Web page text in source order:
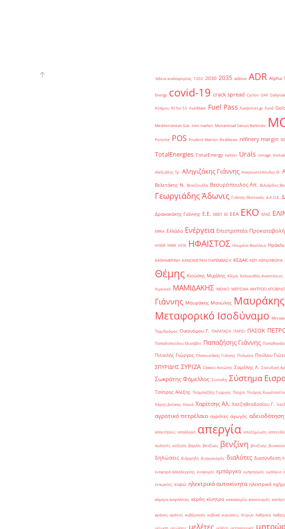
'άδεια κυκλοφορίας 1202 2030 2035 adblue ADR Alpha
Energy covid-19 crack spread Cyclon DAF
Κύπρου fit for 55 FuelMate Fuel Pass fuelprices.gr fund
Mediterranean Gas mini market Mohammad Sanusi Barkindo
Porsche POS Prudent Warrior RealNews refinery margin
TotalEnergies TotalEnergy twitter Urals vintage
Αλεξιάδης Τρ. Αληγιζάκης Γιάννης Αναγνωστόπουλος Θ.
Βελετάκης Ν. Βενεζουέλα Βεσυρόπουλος Απ. Βιλιάρδος
Γεωργιάδης Άδωνις Γιάννης Θεοτοκάς Δ.Α.Ο.Ε.
Δρακακάκης Γιάννης Ε.Ε. ΕΒΕΠ ΕΕ ΕΕΑ ΕΚΟ ΕΛΑΣ
ΕΦΚΑ Ελλάδα Ενέργεια Επιστρεπτέα Προκαταβολή
ΗΛΕΙΑ ΗΜΑ ΗΠΑ ΗΦΑΙΣΤΟΣ Ηνωμένο Βασίλειο
ΚΑΘΗΜΕΡΙΝΗ ΚΑΝΟΝΙΣΤΙΚΗ ΠΑΡΕΜΒΑΣΗ ΚΕΔΑΚ ΚΕΠ ΚΕΡΔΟΦΟΡΙΑ
Θέμης Κιούσης Μιχάλης Κλίμα Κολοκυθάς Αναστάσιος
Λιμενικό ΜΑΜΙΔΑΚΗΣ ΜΕΛΚΟ ΜΕΡΙΣΜΑ ΜΗΤΡΩΟ
Γιάννης Μαυράκης Μανώλης
Μεταφορικό Ισοδύναμο
Ταχυδρόμος Οικονόμου Γ. ΠΑΡΑΤΑΣΗ ΠΑΡΙΣΙ ΠΑΣΟΚ
Παπαδοπούλου Ελισάβετ Παπαζήσης Γιάννης
Πιτσιλής Γιώργος Πλακιωτάκης Γιάννης Πολωνία Πούλου
ΣΠΥΡΙΔΗΣ ΣΥΡΙΖΑ Σάκκος Αντώνης Σαμόλης Λ. Σαουδική
Σωκράτης Φάμελλος Σύνταξη Σύστημα
Τσίπρας Αλέξης Τσαμπαζλής Γιώργος Τσεχία Τσιάρας
Χάρης Δούκας Χανιά Χαρίτσης Αλ. Χατζηθεοδοσίου Γ.
αγροτικό πετρέλαιο αγρότες αγωγός αδειοδότηση
απαιτήσεις απαλλαγή απεργία αποζημίωση
πωλητές αύξηση βαρέλι βενζίνες βενζίνη βενζίνης
δηλώσεις διάρρηξη διαγωνισμός διαλύτες διασύνδεση
εισφορά αλληλεγγύης εισφορές εμπάργκο εμπρησμός εμπόριο
εταιρείες ευρώ ηλεκτρικά αυτοκίνητα ηλεκτρικά
κάμερα ασφαλείας κέρδη κίνητρα κακοκαιρία κανονισμός
κράνος κράτος κυβέρνηση κυβικά κυρώσεις λίτρων λαθραία
μείωση μειώσεις μελέτες μελέτη μεταφορικές